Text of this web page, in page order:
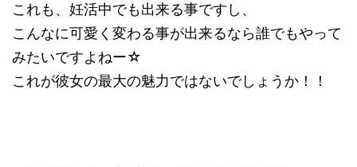
これも、妊活中でも出来る事ですし、
こんなに可愛く変わる事が出来るなら誰でもやって
みたいですよねー☆
これが彼女の最大の魅力ではないでしょうか！！